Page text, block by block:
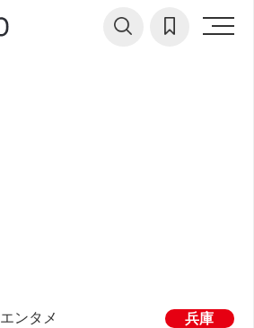
エンタメ 兵庫